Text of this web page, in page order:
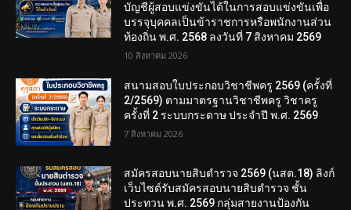
บัญชีผู้สอบแข่งขันได้ในการสอบแข่งขันเพื่อ
บรรจุบุคคลเป็นข้าราชการหรือพนักงานส่วน
ท้องถิ่น พ.ศ. 2568 ลงวันที่ 7 สิงหาคม 2569
10 สิงหาคม 2026
สนามสอบใบประกอบวิชาชีพครู 2569 (ครั้งที่
2/2569) ตามมาตรฐานวิชาชีพครู วิชาครู
ครั้งที่ 2 ระบบกระดาษ ประจำปี พ.ศ. 2569
7 สิงหาคม 2026
สมัครสอบนายสิบตำรวจ 2569 (นสต.18) ลิงก์
เว็บไซต์รับสมัครสอบนายสิบตำรวจ ชั้น
ประทวน พ.ศ. 2569 กลุ่มสายงานป้องกัน